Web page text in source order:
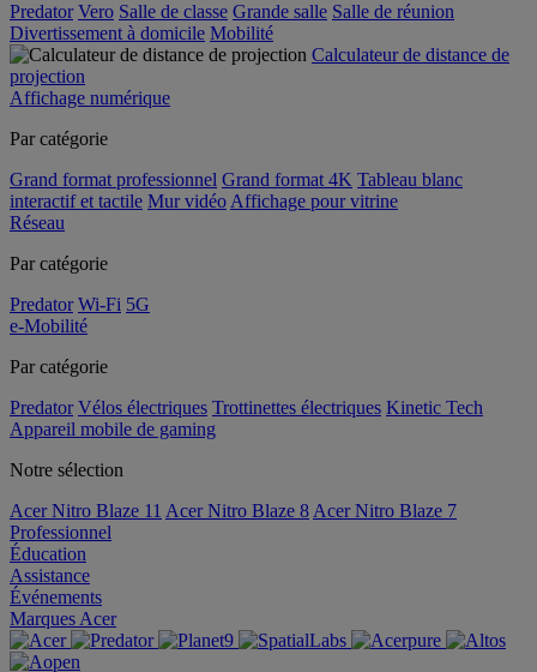
Predator Vero Salle de classe Grande salle Salle de réunion
Divertissement à domicile Mobilité
Calculateur de distance de
projection
Affichage numérique
Par catégorie
Grand format professionnel Grand format 4K Tableau blanc
interactif et tactile Mur vidéo Affichage pour vitrine
Réseau
Par catégorie
Predator Wi-Fi 5G
e-Mobilité
Par catégorie
Predator Vélos électriques Trottinettes électriques Kinetic Tech
Appareil mobile de gaming
Notre sélection
Acer Nitro Blaze 11 Acer Nitro Blaze 8 Acer Nitro Blaze 7
Professionnel
Éducation
Assistance
Événements
Marques Acer